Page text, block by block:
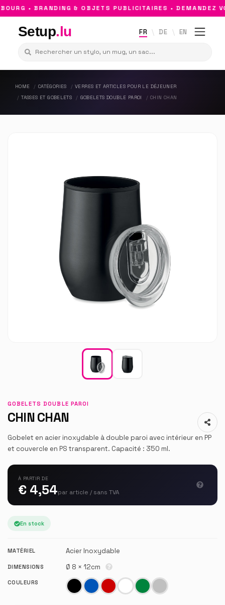
• BRANDING & OBJETS PUBLICITAIRES • DEMANDEZ
Setup.lu FR DE EN
HOME CATÉGORIES
VERRES ET ARTICLES POUR LE DÉJEUNER
TASSES ET GOBELETS
GOBELETS DOUBLE PAROI CHIN CHAN
GOBELETS DOUBLE PAROI
CHIN CHAN
Gobelet en acier inoxydable à double paroi avec intérieur en PP
et couvercle en PS transparent. Capacité : 350 ml.
À PARTIR DE
€ 4,54par article / sans TVA
En stock
MATÉRIEL Acier Inoxydable
DIMENSIONS Ø 8 × 12cm
COULEURS